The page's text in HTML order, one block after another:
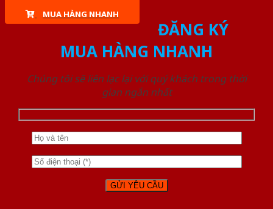
MUA HÀNG NHANH
ĐĂNG KÝ
MUA HÀNG NHANH
Chúng tôi sẽ liên lạc lại với quý khách trong thời
gian ngắn nhất